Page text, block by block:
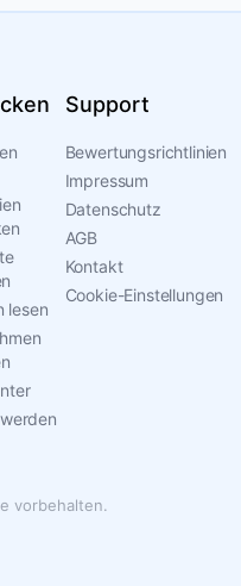
lesen
Support
Bewertungsrichtlinien
Impressum
Datenschutz
AGB
Kontakt
Cookie-Einstellungen
vorbehalten.